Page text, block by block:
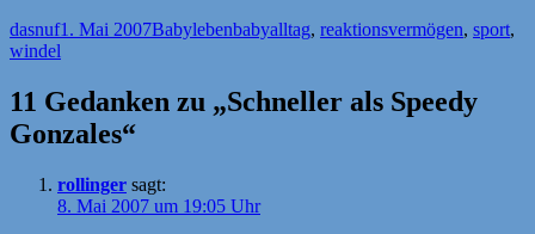
Autor
dasnufVeröffentlicht
am
1. Mai 2007Kategorien
BabylebenSchlagwörter
babyalltag, reaktionsvermögen, sport,
windel
11 Gedanken zu „Schneller als Speedy
Gonzales“
rollinger sagt:
8. Mai 2007 um 19:05 Uhr